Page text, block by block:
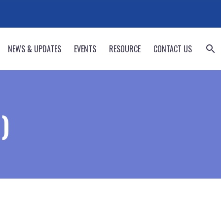
NEWS & UPDATES EVENTS RESOURCE CONTACT US